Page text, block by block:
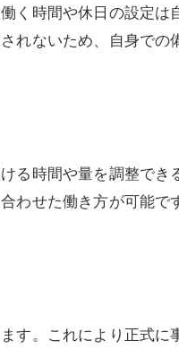
く時間や休日の設定
れないため、自身で
る時間や量を調整で
わせた働き方が可能
す。これにより正式